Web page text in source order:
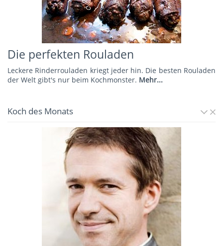
Die perfekten Rouladen
Leckere Rinderrouladen kriegt jeder hin. Die besten Rouladen
der Welt gibt's nur beim Kochmonster. Mehr...
Koch des Monats